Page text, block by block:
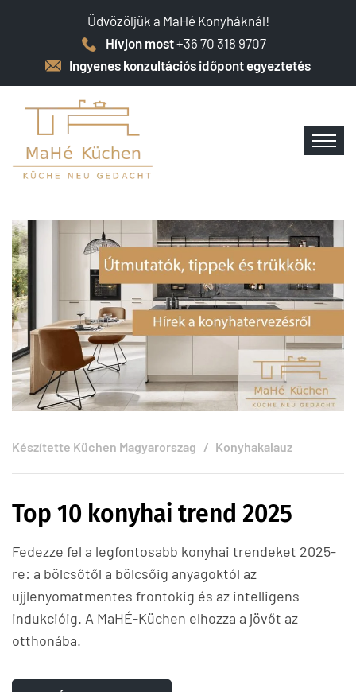
Üdvözöljük a MaHé Konyháknál!
Hívjon most+36 70 318 9707
Ingyenes konzultációs időpont egyeztetés
Készítette Küchen Magyarorszag Konyhakalauz
Top 10 konyhai trend 2025
Fedezze fel a legfontosabb konyhai trendeket 2025-
re: a bölcsőtől a bölcsőig anyagoktól az
ujjlenyomatmentes frontokig és az intelligens
indukcióig. A MaHÉ-Küchen elhozza a jövőt az
otthonába.